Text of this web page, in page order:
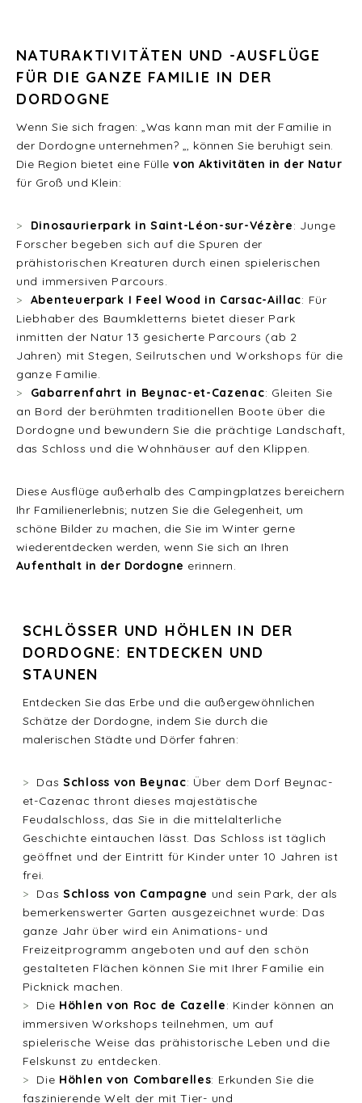
NATURAKTIVITÄTEN UND -AUSFLÜGE
FÜR DIE GANZE FAMILIE IN DER
DORDOGNE
Wenn Sie sich fragen: „Was kann man mit der Familie in
der Dordogne unternehmen? „, können Sie beruhigt sein.
Die Region bietet eine Füllevon Aktivitäten in der Natur
für Groß und Klein:
Dinosaurierpark in Saint-Léon-sur-Vézère: Junge
Forscher begeben sich auf die Spuren der
prähistorischen Kreaturen durch einen spielerischen
und immersiven Parcours.
Abenteuerpark I Feel Wood in Carsac-Aillac: Für
Liebhaber des Baumkletterns bietet dieser Park
inmitten der Natur 13 gesicherte Parcours (ab 2
Jahren) mit Stegen, Seilrutschen und Workshops für die
ganze Familie.
Gabarrenfahrt in Beynac-et-Cazenac: Gleiten Sie
an Bord der berühmten traditionellen Boote über die
Dordogne und bewundern Sie die prächtige Landschaft,
das Schloss und die Wohnhäuser auf den Klippen.
Diese Ausflüge außerhalb des Campingplatzes bereichern
Ihr Familienerlebnis; nutzen Sie die Gelegenheit, um
schöne Bilder zu machen, die Sie im Winter gerne
wiederentdecken werden, wenn Sie sich an Ihren
Aufenthalt in der Dordogne erinnern.
SCHLÖSSER UND HÖHLEN IN DER
DORDOGNE: ENTDECKEN UND
STAUNEN
Entdecken Sie das Erbe und die außergewöhnlichen
Schätze der Dordogne, indem Sie durch die
malerischen Städte und Dörfer fahren:
DasSchloss von Beynac: Über dem Dorf Beynac-
et-Cazenac thront dieses majestätische
Feudalschloss, das Sie in die mittelalterliche
Geschichte eintauchen lässt. Das Schloss ist täglich
geöffnet und der Eintritt für Kinder unter 10 Jahren ist
frei.
DasSchloss von Campagne und sein Park, der als
bemerkenswerter Garten ausgezeichnet wurde: Das
ganze Jahr über wird ein Animations- und
Freizeitprogramm angeboten und auf den schön
gestalteten Flächen können Sie mit Ihrer Familie ein
Picknick machen.
Die Höhlen von Roc de Cazelle: Kinder können an
immersiven Workshops teilnehmen, um auf
spielerische Weise das prähistorische Leben und die
Felskunst zu entdecken.
Die Höhlen von Combarelles: Erkunden Sie die
faszinierende Welt der mit Tier- und